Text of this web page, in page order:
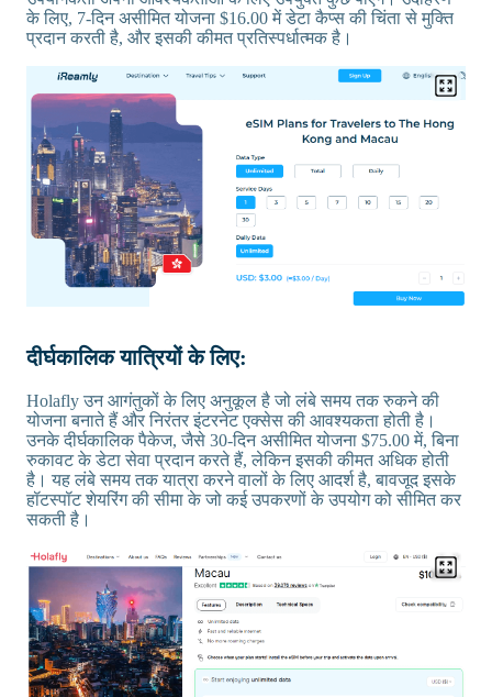
के लिए, 7-दिन असीमित योजना $16.00 में डेटा कैप्स की चिंता से मुक्ति
प्रदान करती है, और इसकी कीमत प्रतिस्पर्धात्मक है।
दीर्घकालिक यात्रियों के लिए:
Holafly उन आगंतुकों के लिए अनुकूल है जो लंबे समय तक रुकने की
योजना बनाते हैं और निरंतर इंटरनेट एक्सेस की आवश्यकता होती है।
उनके दीर्घकालिक पैकेज, जैसे 30-दिन असीमित योजना $75.00 में, बिना
रुकावट के डेटा सेवा प्रदान करते हैं, लेकिन इसकी कीमत अधिक होती
है। यह लंबे समय तक यात्रा करने वालों के लिए आदर्श है, बावजूद इसके
हॉटस्पॉट शेयरिंग की सीमा के जो कई उपकरणों के उपयोग को सीमित कर
सकती है।